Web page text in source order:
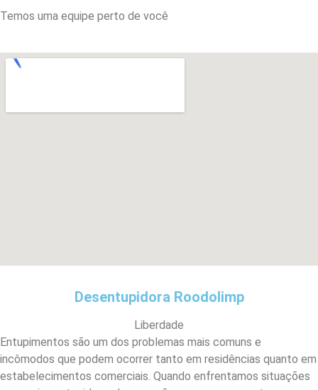
Temos uma equipe perto de você
Desentupidora Roodolimp
Liberdade
Entupimentos são um dos problemas mais comuns e
incômodos que podem ocorrer tanto em residências quanto em
estabelecimentos comerciais. Quando enfrentamos situações